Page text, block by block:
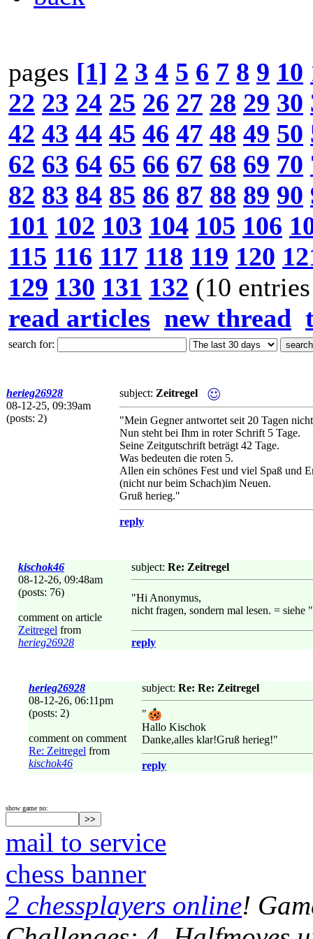
pages [1] 2 3 4 5 6 7 8 9 10
22 23 24 25 26 27 28 29 30
42 43 44 45 46 47 48 49 50
62 63 64 65 66 67 68 69 70
82 83 84 85 86 87 88 89 90
101 102 103 104 105 106
115 116 117 118 119 120
129 130 131 132 (10
read articles new thread
search for:
herieg26928
08-12-25, 09:39am
(posts: 2)
subject: Zeitregel
"Mein Gegner antwortet seit 20 Tagen
Nun steht bei Ihm in roter Schrift 5 Tage.
Seine Zeitgutschrift beträgt 42 Tage.
Was bedeuten die roten 5.
Allen ein schönes Fest und viel Spaß und
(nicht nur beim Schach)im Neuen.
Gruß herieg."
reply
kischok46
08-12-26, 09:48am
(posts: 76)
comment on article
Zeitregel from
herieg26928
subject: Re: Zeitregel
"Hi Anonymus,
nicht fragen, sondern mal lesen. =
reply
herieg26928
08-12-26, 06:11pm
(posts: 2)
comment on comment
Re: Zeitregel from
kischok46
subject: Re: Re: Zeitregel
"
Hallo Kischok
Danke,alles klar!Gruß herieg!"
reply
show game no:
mail to service
chess banner
2 chessplayers online!